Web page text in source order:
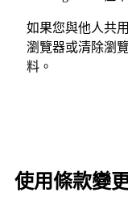
如果您與他人共
瀏覽器或清除瀏
料。
使用條款變